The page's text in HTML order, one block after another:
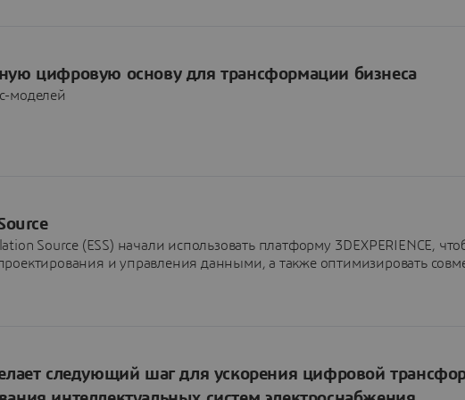
цифровую основу для трансформации бизнеса
моделей
Source (ESS) начали использовать платформу 3DEXPERIENCE,
и управления данными, а также оптимизировать
следующий шаг для ускорения цифровой